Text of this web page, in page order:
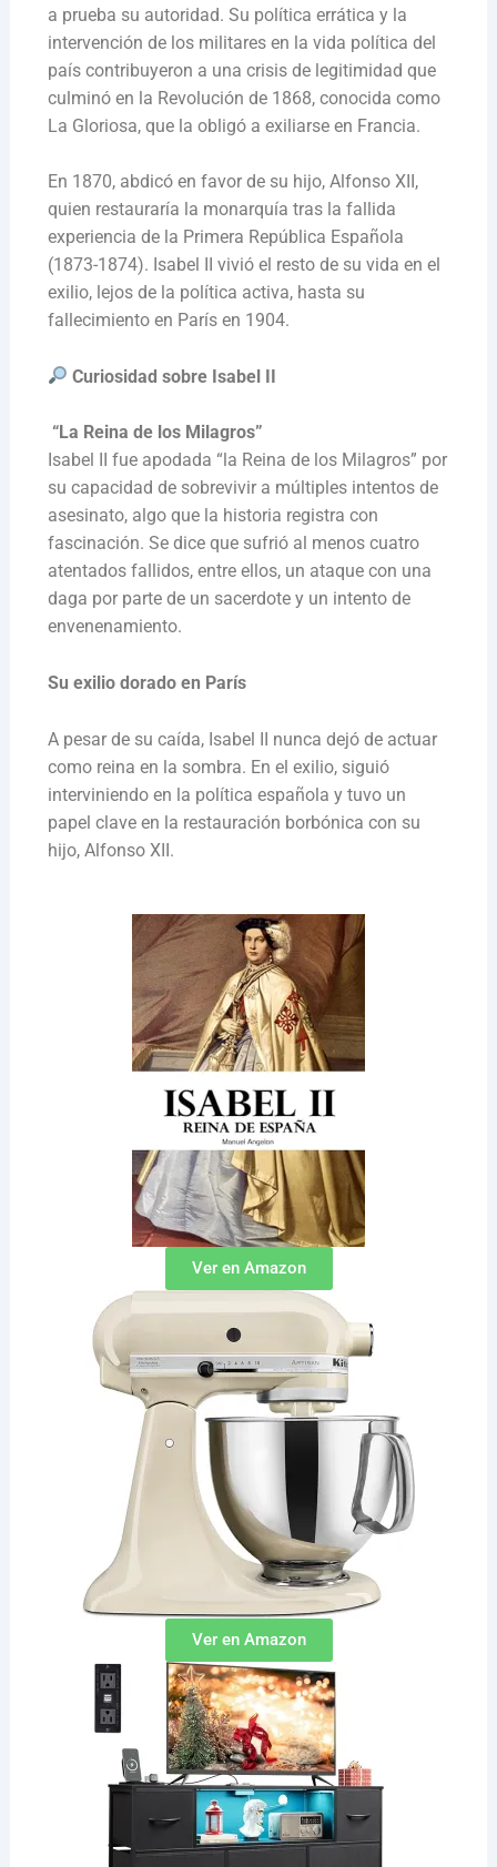
a prueba su autoridad. Su política errática y la
intervención de los militares en la vida política del
país contribuyeron a una crisis de legitimidad que
culminó en la Revolución de 1868, conocida como
La Gloriosa, que la obligó a exiliarse en Francia.
En 1870, abdicó en favor de su hijo, Alfonso XII,
quien restauraría la monarquía tras la fallida
experiencia de la Primera República Española
(1873-1874). Isabel II vivió el resto de su vida en el
exilio, lejos de la política activa, hasta su
fallecimiento en París en 1904.
Curiosidad sobre Isabel II
“La Reina de los Milagros”
Isabel II fue apodada “la Reina de los Milagros” por
su capacidad de sobrevivir a múltiples intentos de
asesinato, algo que la historia registra con
fascinación. Se dice que sufrió al menos cuatro
atentados fallidos, entre ellos, un ataque con una
daga por parte de un sacerdote y un intento de
envenenamiento.
Su exilio dorado en París
A pesar de su caída, Isabel II nunca dejó de actuar
como reina en la sombra. En el exilio, siguió
interviniendo en la política española y tuvo un
papel clave en la restauración borbónica con su
hijo, Alfonso XII.
Ver en Amazon
Ver en Amazon